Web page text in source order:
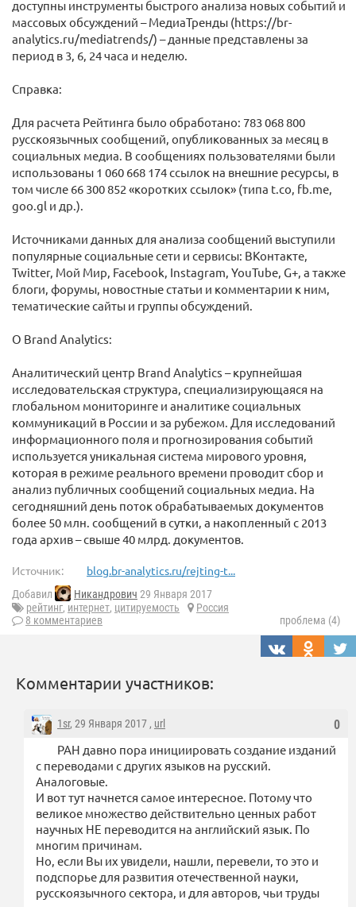
доступны инструменты быстрого анализа новых событий и
массовых обсуждений – МедиаТренды (https://br-
analytics.ru/mediatrends/) – данные представлены за
период в 3, 6, 24 часа и неделю.
Справка:
Для расчета Рейтинга было обработано: 783 068 800
русскоязычных сообщений, опубликованных за месяц в
социальных медиа. В сообщениях пользователями были
использованы 1 060 668 174 ссылок на внешние ресурсы, в
том числе 66 300 852 «коротких ссылок» (типа t.co, fb.me,
goo.gl и др.).
Источниками данных для анализа сообщений выступили
популярные социальные сети и сервисы: ВКонтакте,
Twitter, Мой Мир, Facebook, Instagram, YouTube, G+, а также
блоги, форумы, новостные статьи и комментарии к ним,
тематические сайты и группы обсуждений.
О Brand Analytics:
Аналитический центр Brand Analytics – крупнейшая
исследовательская структура, специализирующаяся на
глобальном мониторинге и аналитике социальных
коммуникаций в России и за рубежом. Для исследований
информационного поля и прогнозирования событий
используется уникальная система мирового уровня,
которая в режиме реального времени проводит сбор и
анализ публичных сообщений социальных медиа. На
сегодняшний день поток обрабатываемых документов
более 50 млн. сообщений в сутки, а накопленный с 2013
года архив – свыше 40 млрд. документов.
Источник: blog.br-analytics.ru/rejting-t...
Добавил Никандрович 29 Января 2017
рейтинг, интернет, цитируемость
Россия
8 комментариев
проблема (4)
Комментарии участников:
0
1sr, 29 Января 2017 , url
РАН давно пора инициировать создание изданий
с переводами с других языков на русский.
Аналоговые.
И вот тут начнется самое интересное. Потому что
великое множество действительно ценных работ
научных НЕ переводится на английский язык. По
многим причинам.
Но, если Вы их увидели, нашли, перевели, то это и
подспорье для развития отечественной науки,
русскоязычного сектора, и для авторов, чьи труды